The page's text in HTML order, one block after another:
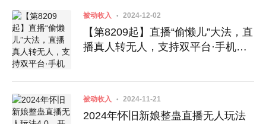
被动收入 2024-12-02
【第8209起】直播“偷懒儿”大法，直
播真人转无人，支持双平台·手机或
被动收入 2024-11-21
2024年怀旧新娘整蛊直播无人玩法